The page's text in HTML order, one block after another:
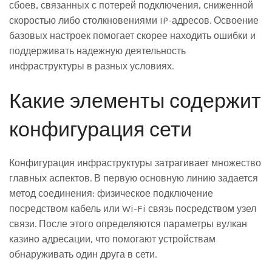
сбоев, связанных с потерей подключения, сниженной
скоростью либо столкновениями IP-адресов. Освоение
базовых настроек помогает скорее находить ошибки и
поддерживать надежную деятельность
инфраструктуры в разных условиях.
Какие элементы содержит
конфигурация сети
Конфигурация инфраструктуры затрагивает множество
главных аспектов. В первую основную линию задается
метод соединения: физическое подключение
посредством кабель или Wi-Fi связь посредством узел
связи. После этого определяются параметры вулкан
казино адресации, что помогают устройствам
обнаруживать один друга в сети.